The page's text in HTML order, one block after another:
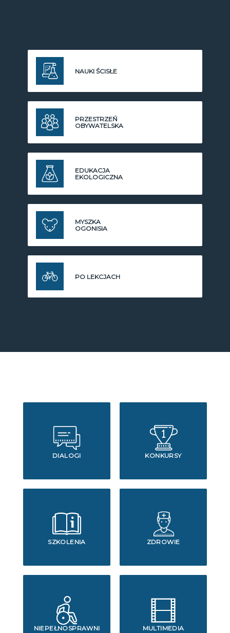
NAUKI ŚCISŁE
PRZESTRZEŃ
OBYWATELSKA
EDUKACJA
EKOLOGICZNA
MYSZKA
OGONISIA
PO LEKCJACH
DIALOGI KONKURSY
SZKOLENIA ZDROWIE
NIEPEŁNOSPRAWNI MULTIMEDIA